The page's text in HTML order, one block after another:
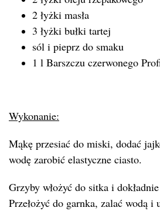
2 łyżki masła
3 łyżki bułki tartej
sól i pieprz do smaku
1 l Barszczu czerwonego
Wykonanie:
Mąkę przesiać do miski, dodać
wodę zarobić elastyczne ciasto.
Grzyby włożyć do sitka i
Przełożyć do garnka, zalać wodą i